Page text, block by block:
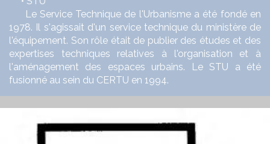
Le Service Technique de l'Urbanisme a été fondé en
1978. Il s'agissait d'un service technique du ministère de
l'équipement. Son rôle était de publier des études et des
expertises techniques relatives à l'organisation et à
l'aménagement des espaces urbains. Le STU a été
fusionné au sein du CERTU en 1994.